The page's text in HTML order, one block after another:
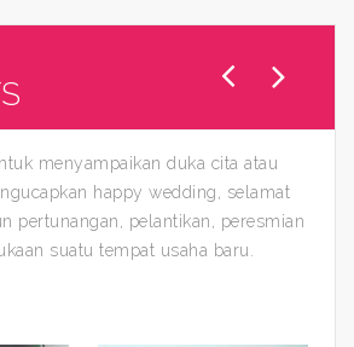
menyampaikan duka cita atau
happy wedding, selamat
pertunangan, pelantikan, peresmian
suatu tempat usaha baru.